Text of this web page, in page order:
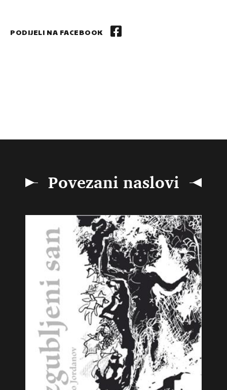
PODIJELI NA FACEBOOK
Povezani naslovi